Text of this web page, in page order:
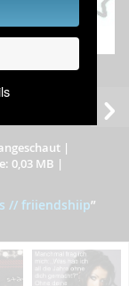
|
0,03 MB |
// friiendshiip”